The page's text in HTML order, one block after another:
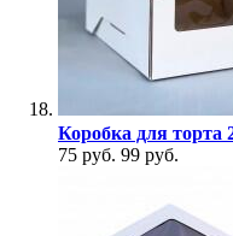
Коробка для торта
75 руб. 99 руб.